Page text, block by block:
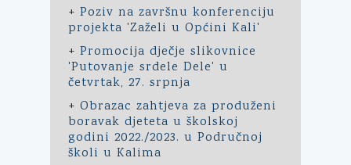
+ Poziv na završnu konferenciju
projekta 'Zaželi u Općini Kali'
+ Promocija dječje slikovnice
'Putovanje srdele Dele' u
četvrtak, 27. srpnja
+ Obrazac zahtjeva za produženi
boravak djeteta u školskoj
godini 2022./2023. u Područnoj
školi u Kalima